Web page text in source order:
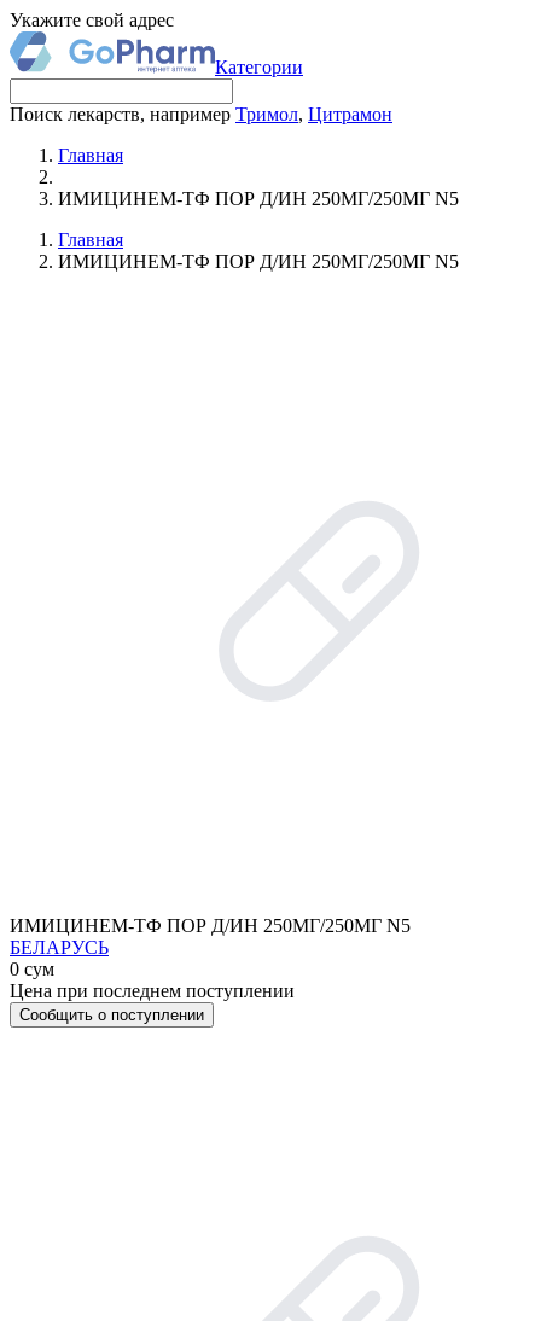
Укажите свой адрес
Категории
Поиск лекарств, например Тримол, Цитрамон
Главная
ИМИЦИНЕМ-ТФ ПОР Д/ИН 250МГ/250МГ N5
Главная
ИМИЦИНЕМ-ТФ ПОР Д/ИН 250МГ/250МГ N5
ИМИЦИНЕМ-ТФ ПОР Д/ИН 250МГ/250МГ N5
БЕЛАРУСЬ
0 сум
Цена при последнем поступлении
Сообщить о поступлении